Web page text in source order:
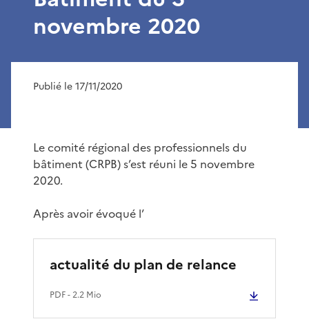
novembre 2020
Publié le 17/11/2020
Le comité régional des professionnels du
bâtiment (CRPB) s’est réuni le 5 novembre
2020.
Après avoir évoqué l’
actualité du plan de relance
PDF- 2.2 Mio